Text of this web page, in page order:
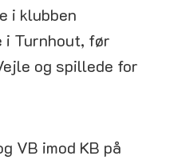
i klubben
i Turnhout, før
og spillede for
VB imod KB på